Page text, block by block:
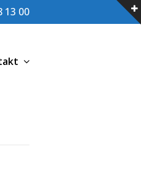
13 00